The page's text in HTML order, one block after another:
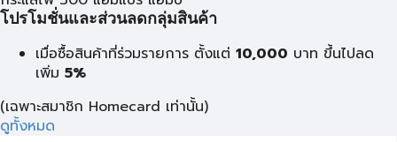
โปรโมชั่นและส่วนลดกลุ่มสินค้า
เมื่อซื้อสินค้าที่ร่วมรายการ ตั้งแต่ 10,000 บาท ขึ้นไปลด
เพิ่ม 5%
(เฉพาะสมาชิก Homecard เท่านั้น)
ดูทั้งหมด